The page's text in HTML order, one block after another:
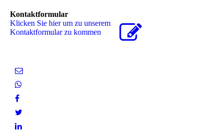
Kontaktformular
Klicken Sie hier um zu unserem
Kon­takt­for­mu­lar zu kommen